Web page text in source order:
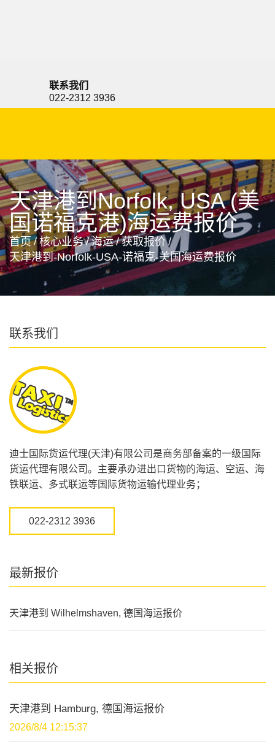
联系我们
022-2312 3936
天津港到Norfolk, USA (美
国诺福克港)海运费报价
首页 / 核心业务 / 海运 / 获取报价 /
天津港到-Norfolk-USA-诺福克-美国海运费报价
联系我们
迪士国际货运代理(天津)有限公司是商务部备案的一级国际
货运代理有限公司。主要承办进出口货物的海运、空运、海
铁联运、多式联运等国际货物运输代理业务；
022-2312 3936
最新报价
天津港到 Wilhelmshaven, 德国海运报价
相关报价
天津港到 Hamburg, 德国海运报价
2026/8/4 12:15:37